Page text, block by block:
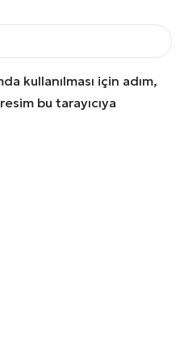
kullanılması için adım,
bu tarayıcıya